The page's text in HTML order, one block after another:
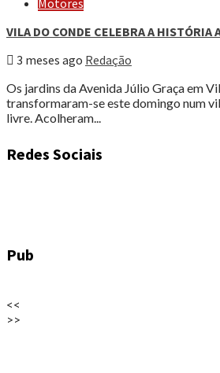
Motores
VILA DO CONDE CELEBRA A HISTÓRIA
3 meses ago Redação
Os jardins da Avenida Júlio Graça em
transformaram-se este domingo num
livre. Acolheram...
Redes Sociais
Pub
<<
>>